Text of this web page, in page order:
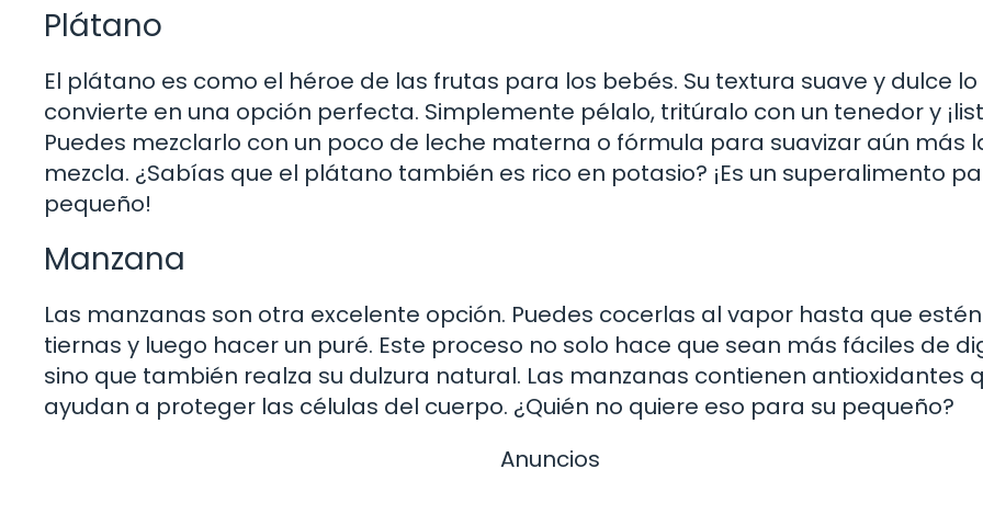
Plátano
El plátano es como el héroe de las frutas para los bebés. Su textura suave y dulce lo
convierte en una opción perfecta. Simplemente pélalo, tritúralo con un tenedor y
Puedes mezclarlo con un poco de leche materna o fórmula para suavizar aún más
mezcla. ¿Sabías que el plátano también es rico en potasio? ¡Es un superalimento
pequeño!
Manzana
Las manzanas son otra excelente opción. Puedes cocerlas al vapor hasta que estén
tiernas y luego hacer un puré. Este proceso no solo hace que sean más fáciles de
sino que también realza su dulzura natural. Las manzanas contienen antioxidantes
ayudan a proteger las células del cuerpo. ¿Quién no quiere eso para su pequeño?
Anuncios